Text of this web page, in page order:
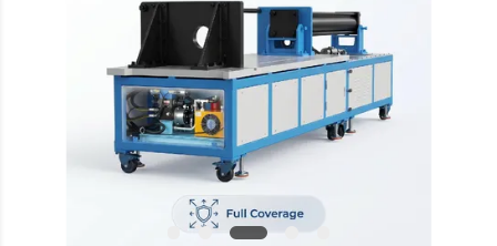
ΙΣΤΟΛΌΓΙΟ
SITEMAP
ΠΟΛΙΤΙΚΉ
ΑΠΟΡΡΉΤΟΥ